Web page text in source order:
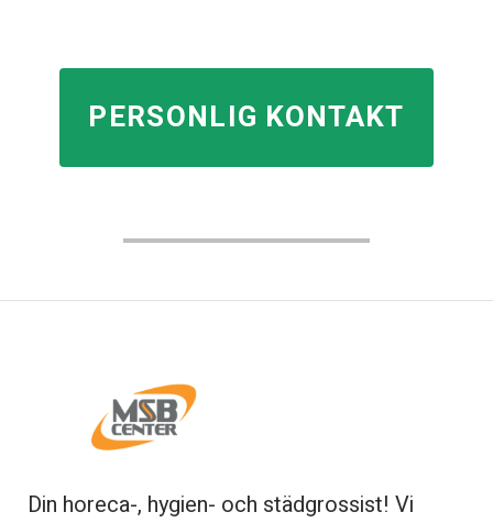
PERSONLIG KONTAKT
Din horeca-, hygien- och städgrossist! Vi